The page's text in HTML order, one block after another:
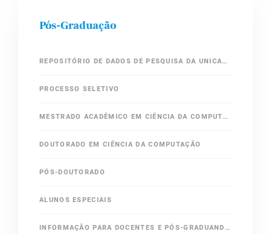
Pós-Graduação
REPOSITÓRIO DE DADOS DE PESQUISA DA UNICAMP (REDU)
PROCESSO SELETIVO
MESTRADO ACADÊMICO EM CIÊNCIA DA COMPUTAÇÃO
DOUTORADO EM CIÊNCIA DA COMPUTAÇÃO
PÓS-DOUTORADO
ALUNOS ESPECIAIS
INFORMAÇÃO PARA DOCENTES E PÓS-GRADUANDOS